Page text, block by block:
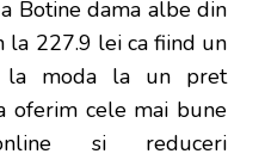
Botine dama albe din
la 227.9 lei ca fiind un
la moda la un pret
oferim cele mai bune
si reduceri